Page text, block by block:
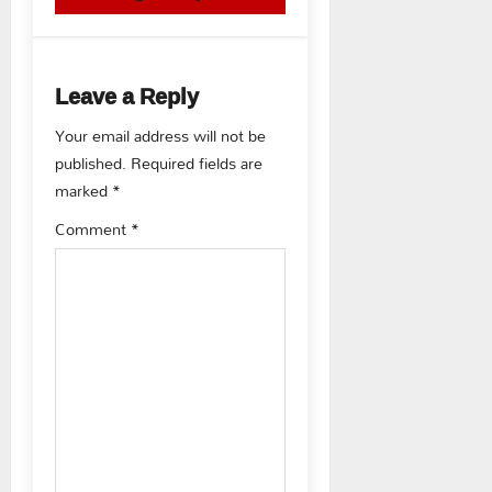
a
v
i
g
Leave a Reply
Your email address will not be
published. Required fields are
marked*
Comment*